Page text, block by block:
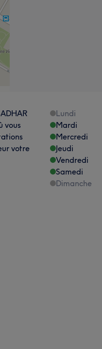
vous
votre
Lundi
Mardi
Mercredi
Jeudi
Vendredi
Samedi
Dimanche